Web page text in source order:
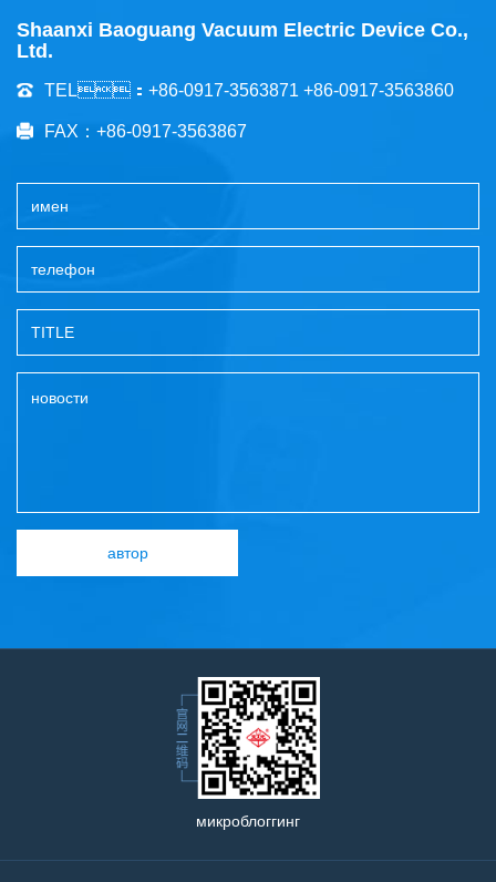
Shaanxi Baoguang Vacuum Electric Device Co.,
Ltd.
TEL：+86-0917-3563871 +86-0917-3563860
FAX：+86-0917-3563867
микроблоггинг